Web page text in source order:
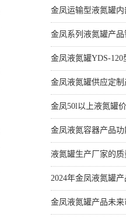
金凤运输型液氮罐
金凤系列液氮罐产
金凤50l以上液氮罐
金凤液氮容器产品功
液氮罐生产厂家的质
2024年金凤液氮罐
金凤液氮罐产品未来